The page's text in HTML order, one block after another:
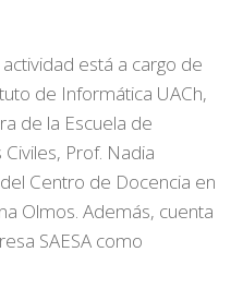
está a cargo de
de Informática UACh,
de la Escuela de
Prof. Nadia
Centro de Docencia en
Olmos. Además, cuenta
SAESA como